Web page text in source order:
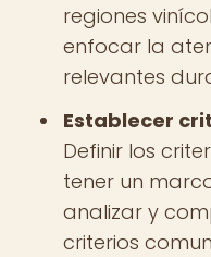
regiones
enfocar la
relevantes
Establecer
Definir los
tener un
analizar y
criterios